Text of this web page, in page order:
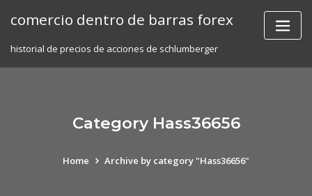
comercio dentro de barras forex
historial de precios de acciones de schlumberger
Category Hass36656
Home Archive by category "Hass36656"